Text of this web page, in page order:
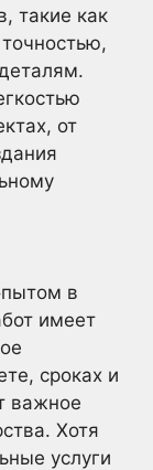
такие как
от
в
имеет
сроках и
важное
Хотя
услуги